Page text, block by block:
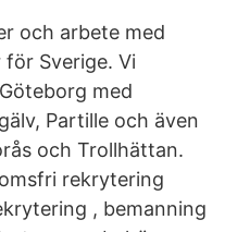
och arbete med
Sverige. Vi
med
Partille och även
och Trollhättan.
rekrytering
, bemanning